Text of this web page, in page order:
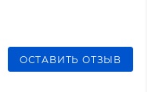
ОСТАВИТЬ ОТЗЫВ